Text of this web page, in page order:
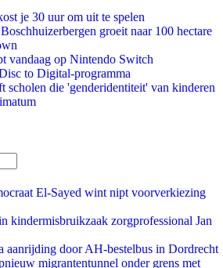
je 30 uur om uit te spelen
groeit naar 100 hectare
vandaag op Nintendo Switch
to Digital-programma
scholen die 'genderidentiteit' van kinderen
El-Sayed wint nipt voorverkiezing
kindermisbruikzaak zorgprofessional Jan
aanrijding door AH-bestelbus in Dordrecht
migrantentunnel onder grens met